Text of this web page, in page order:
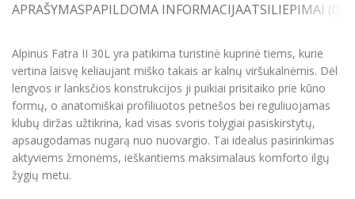
APRAŠYMASPAPILDOMA INFORMACIJAATSILIEPIMAI (0)
Alpinus Fatra II 30L yra patikima turistinė kuprinė tiems, kurie
vertina laisvę keliaujant miško takais ar kalnų viršukalnėmis. Dėl
lengvos ir lanksčios konstrukcijos ji puikiai prisitaiko prie kūno
formų, o anatomiškai profiliuotos petnešos bei reguliuojamas
klubų diržas užtikrina, kad visas svoris tolygiai pasiskirstytų,
apsaugodamas nugarą nuo nuovargio. Tai idealus pasirinkimas
aktyviems žmonėms, ieškantiems maksimalaus komforto ilgų
žygių metu.